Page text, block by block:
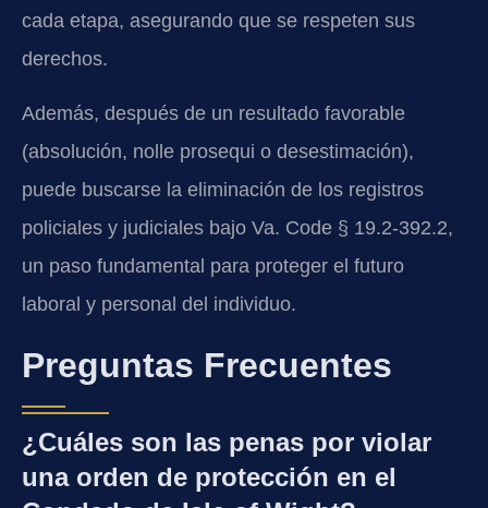
cada etapa, asegurando que se respeten sus
derechos.
Además, después de un resultado favorable
(absolución, nolle prosequi o desestimación),
puede buscarse la eliminación de los registros
policiales y judiciales bajo Va. Code § 19.2-392.2,
un paso fundamental para proteger el futuro
laboral y personal del individuo.
Preguntas Frecuentes
¿Cuáles son las penas por violar
una orden de protección en el